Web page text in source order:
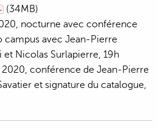
(34MB)
nocturne avec conférence
campus avec Jean-Pierre
et Nicolas Surlapierre, 19h
2020, conférence de Jean-Pierre
et signature du catalogue,